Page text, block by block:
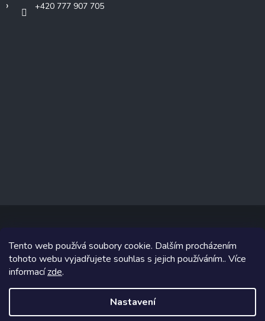
Tento web používá soubory cookie. Dalším procházením
tohoto webu vyjadřujete souhlas s jejich používáním.. Více
informacízde.
Nastavení
+420 777 907 705
Copyright 2026www.prizealize.cz. Všechna práva vyhrazena.
Grafický návrh vytvořil a na Shoptet implementoval
Shoptetak.cz.